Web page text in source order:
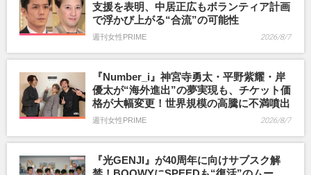
支援を表明、中居正広もボランティア計画
で浮かび上がる“合流”の可能性
週刊女性PRIME 2026/8/7
『Number_i』神宮寺勇太・平野紫耀・岸
優太が“海外進出”の夢実現も、チケット価
格が大幅変更！世界規模の高騰に不満噴出
週刊女性PRIME 2026/8/7
『光GENJI』が40周年に向けサブスク解